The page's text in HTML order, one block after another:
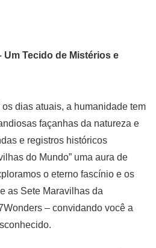
Um Tecido de Mistérios e
dias atuais, a humanidade tem
façanhas da natureza e
e registros históricos
do Mundo” uma aura de
o eterno fascínio e os
as Sete Maravilhas da
– convidando você a